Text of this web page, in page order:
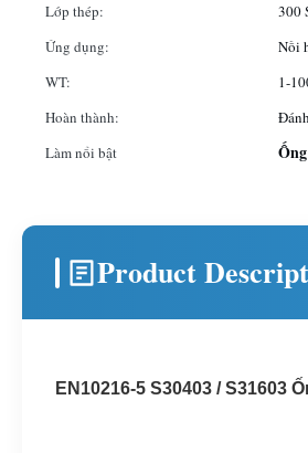
Lớp thép: 300
Ứng dụng:
Nồi
WT:
1-
Hoàn thành:
Làm nổi bật
Product
EN10216-5 S30403 /